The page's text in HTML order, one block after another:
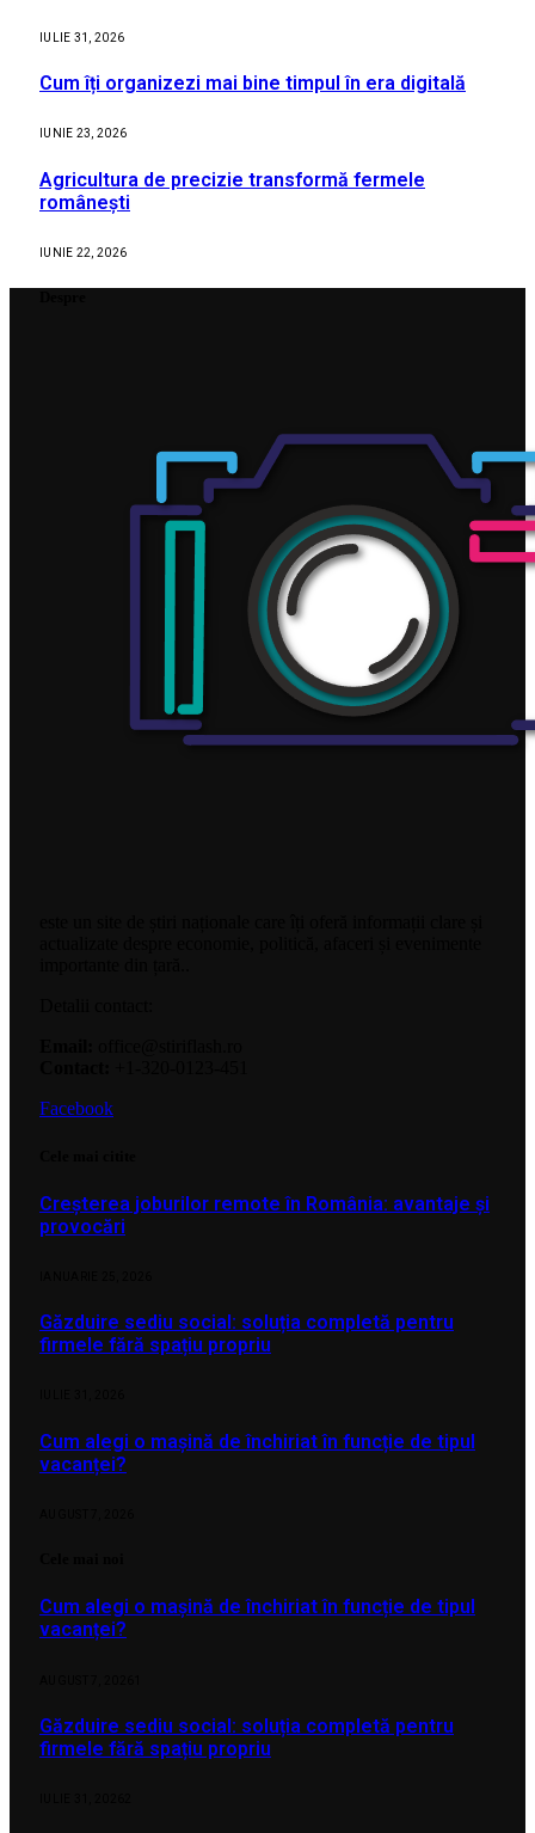
IULIE 31, 2026
Cum îți organizezi mai bine timpul în era digitală
IUNIE 23, 2026
Agricultura de precizie transformă fermele
românești
IUNIE 22, 2026
Facebook
Creșterea joburilor remote în România: avantaje și
provocări
Găzduire sediu social: soluția completă pentru
firmele fără spațiu propriu
Cum alegi o mașină de închiriat în funcție de tipul
vacanței?
Cum alegi o mașină de închiriat în funcție de tipul
vacanței?
Găzduire sediu social: soluția completă pentru
firmele fără spațiu propriu